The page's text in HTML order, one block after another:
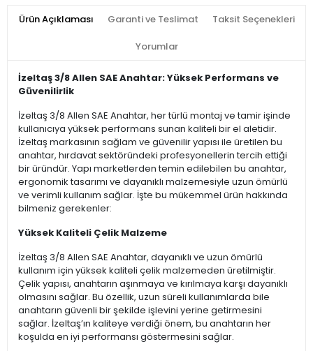
Ürün Açıklaması Garanti ve Teslimat Taksit Seçenekleri
Yorumlar
İzeltaş 3/8 Allen SAE Anahtar: Yüksek Performans ve
Güvenilirlik
İzeltaş 3/8 Allen SAE Anahtar, her türlü montaj ve tamir işinde
kullanıcıya yüksek performans sunan kaliteli bir el aletidir.
İzeltaş markasının sağlam ve güvenilir yapısı ile üretilen bu
anahtar, hırdavat sektöründeki profesyonellerin tercih ettiği
bir üründür. Yapı marketlerden temin edilebilen bu anahtar,
ergonomik tasarımı ve dayanıklı malzemesiyle uzun ömürlü
ve verimli kullanım sağlar. İşte bu mükemmel ürün hakkında
bilmeniz gerekenler:
Yüksek Kaliteli Çelik Malzeme
İzeltaş 3/8 Allen SAE Anahtar, dayanıklı ve uzun ömürlü
kullanım için yüksek kaliteli çelik malzemeden üretilmiştir.
Çelik yapısı, anahtarın aşınmaya ve kırılmaya karşı dayanıklı
olmasını sağlar. Bu özellik, uzun süreli kullanımlarda bile
anahtarın güvenli bir şekilde işlevini yerine getirmesini
sağlar. İzeltaş’ın kaliteye verdiği önem, bu anahtarın her
koşulda en iyi performansı göstermesini sağlar.